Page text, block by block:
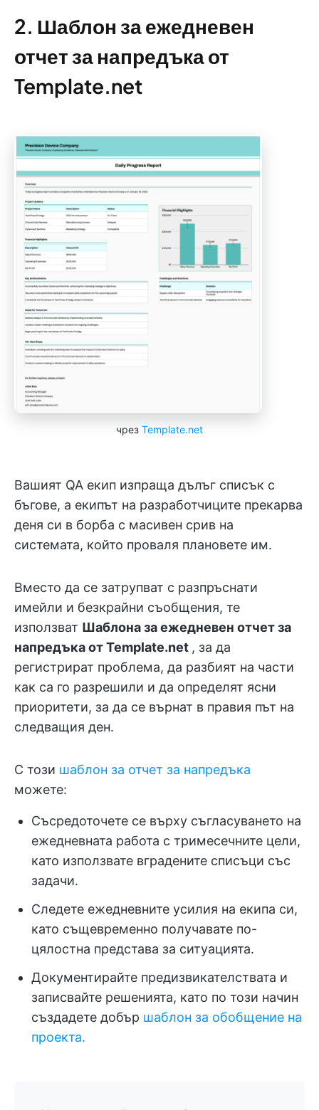
2. Шаблон за ежедневен
отчет за напредъка от
Template.net
чрез Template.net
Вашият QA екип изпраща дълъг списък с
бъгове, а екипът на разработчиците прекарва
деня си в борба с масивен срив на
системата, който проваля плановете им.
Вместо да се затрупват с разпръснати
имейли и безкрайни съобщения, те
използват Шаблона за ежедневен отчет за
напредъка от Template.net , за да
регистрират проблема, да разбият на части
как са го разрешили и да определят ясни
приоритети, за да се върнат в правия път на
следващия ден.
С този шаблон за отчет за напредъка
можете:
Съсредоточете се върху съгласуването на
ежедневната работа с тримесечните цели,
като използвате вградените списъци със
задачи.
Следете ежедневните усилия на екипа си,
като същевременно получавате по-
цялостна представа за ситуацията.
Документирайте предизвикателствата и
записвайте решенията, като по този начин
създадете добър шаблон за обобщение на
проекта.